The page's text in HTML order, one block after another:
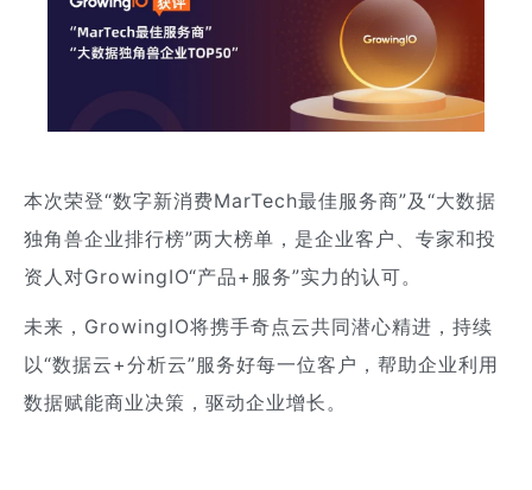
本次荣登“数字新消费MarTech最佳服务商”及“大数据
独角兽企业排行榜”两大榜单，是企业客户、专家和投
资人对GrowingIO“产品+服务”实力的认可。
未来，GrowingIO将携手奇点云共同潜心精进，持续
以“数据云+分析云”服务好每一位客户，帮助企业利用
数据赋能商业决策，驱动企业增长。